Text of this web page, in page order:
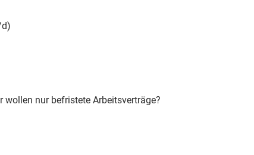
nur befristete Arbeitsverträge?